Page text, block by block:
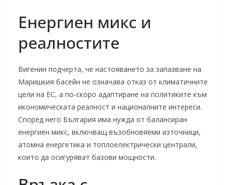
Енергиен микс и
реалностите
Вигенин подчерта, че настояването за запазване на
Маришкия басейн не означава отказ от климатичните
цели на ЕС, а по-скоро адаптиране на политиките към
икономическата реалност и националните интереси.
Според него България има нужда от балансиран
енергиен микс, включващ възобновяеми източници,
атомна енергетика и топлоелектрически централи,
които да осигуряват базови мощности.